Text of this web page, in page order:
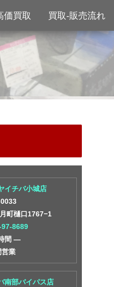
イチバ小城店
町樋口1767−1
8689
間 ―
業
南部バイパス店
価買取 買取-販売流れ